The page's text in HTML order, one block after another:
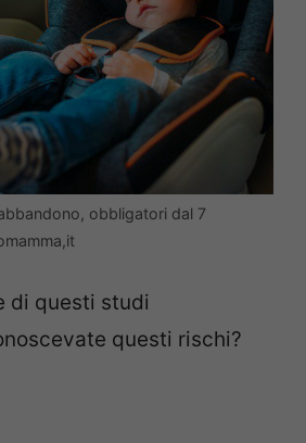
obbligatori dal 7
di questi studi
questi rischi?